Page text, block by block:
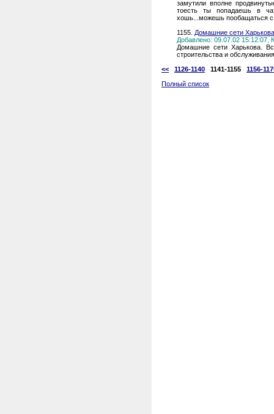
замутили вполне
тоесть ты попадаешь в
хошь...можешь пообащаться с
1155. Домашние сети Харькова
Добавлено: 09.07.02 15:12:07,
Домашние сети Харькова.
строительства и
<<
1126-1140 1141-1155
1156-
Полный список